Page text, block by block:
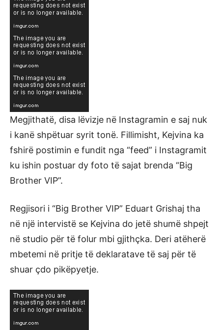
Megjithatë, disa lëvizje në Instagramin e saj nuk
i kanë shpëtuar syrit tonë. Fillimisht, Kejvina ka
fshirë postimin e fundit nga “feed” i Instagramit
ku ishin postuar dy foto të sajat brenda “Big
Brother VIP”.
Regjisori i “Big Brother VIP” Eduart Grishaj tha
në një intervistë se Kejvina do jetë shumë shpejt
në studio për të folur mbi gjithçka. Deri atëherë
mbetemi në pritje të deklaratave të saj për të
shuar çdo pikëpyetje.